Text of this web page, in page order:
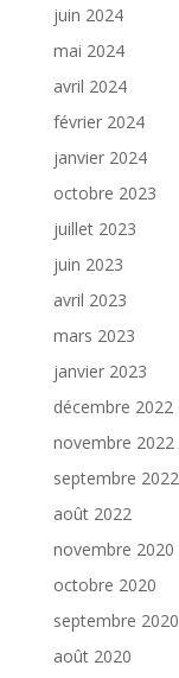
juin 2024
mai 2024
avril 2024
février 2024
janvier 2024
octobre 2023
juillet 2023
juin 2023
avril 2023
mars 2023
janvier 2023
décembre 2022
novembre 2022
septembre 2022
août 2022
novembre 2020
octobre 2020
septembre 2020
août 2020